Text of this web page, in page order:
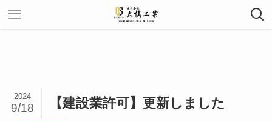
【建設業許可】更新しました
2024
9/18